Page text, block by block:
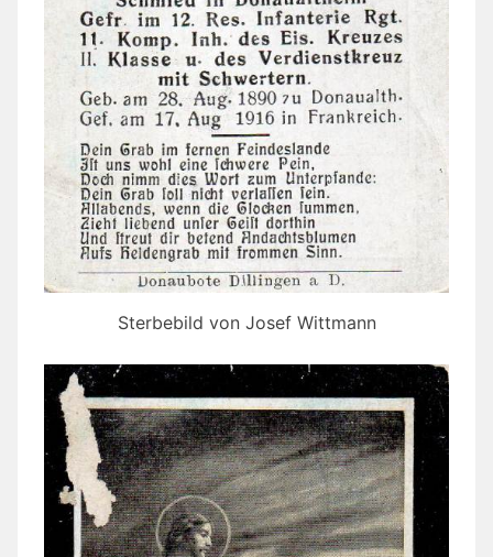
Sterbebild von Josef Wittmann